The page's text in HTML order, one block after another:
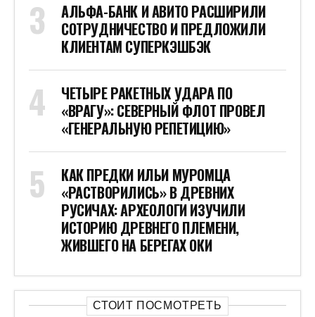
АЛЬФА-БАНК И АВИТО РАСШИРИЛИ
СОТРУДНИЧЕСТВО И ПРЕДЛОЖИЛИ
КЛИЕНТАМ СУПЕРКЭШБЭК
ЧЕТЫРЕ РАКЕТНЫХ УДАРА ПО
«ВРАГУ»: СЕВЕРНЫЙ ФЛОТ ПРОВЕЛ
«ГЕНЕРАЛЬНУЮ РЕПЕТИЦИЮ»
КАК ПРЕДКИ ИЛЬИ МУРОМЦА
«РАСТВОРИЛИСЬ» В ДРЕВНИХ
РУСИЧАХ: АРХЕОЛОГИ ИЗУЧИЛИ
ИСТОРИЮ ДРЕВНЕГО ПЛЕМЕНИ,
ЖИВШЕГО НА БЕРЕГАХ ОКИ
СТОИТ ПОСМОТРЕТЬ